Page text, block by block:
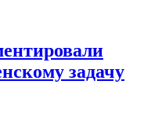
задачу